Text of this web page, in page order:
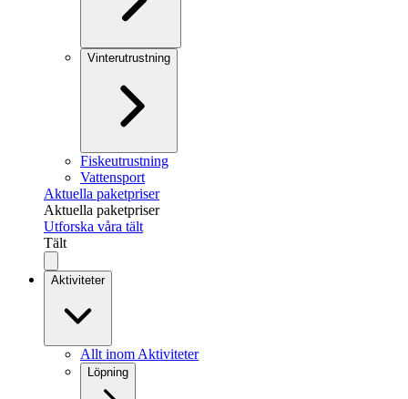
Vinterutrustning
Fiskeutrustning
Vattensport
Aktuella paketpriser
Aktuella paketpriser
Utforska våra tält
Tält
Aktiviteter
Allt inom Aktiviteter
Löpning